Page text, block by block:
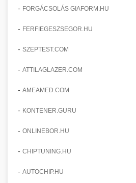
- FORGÁCSOLÁS GIAFORM.HU
- FERFIEGESZSEGOR.HU
- SZEPTEST.COM
- ATTILAGLAZER.COM
- AMEAMED.COM
- KONTENER.GURU
- ONLINEBOR.HU
- CHIPTUNING.HU
- AUTOCHIP.HU